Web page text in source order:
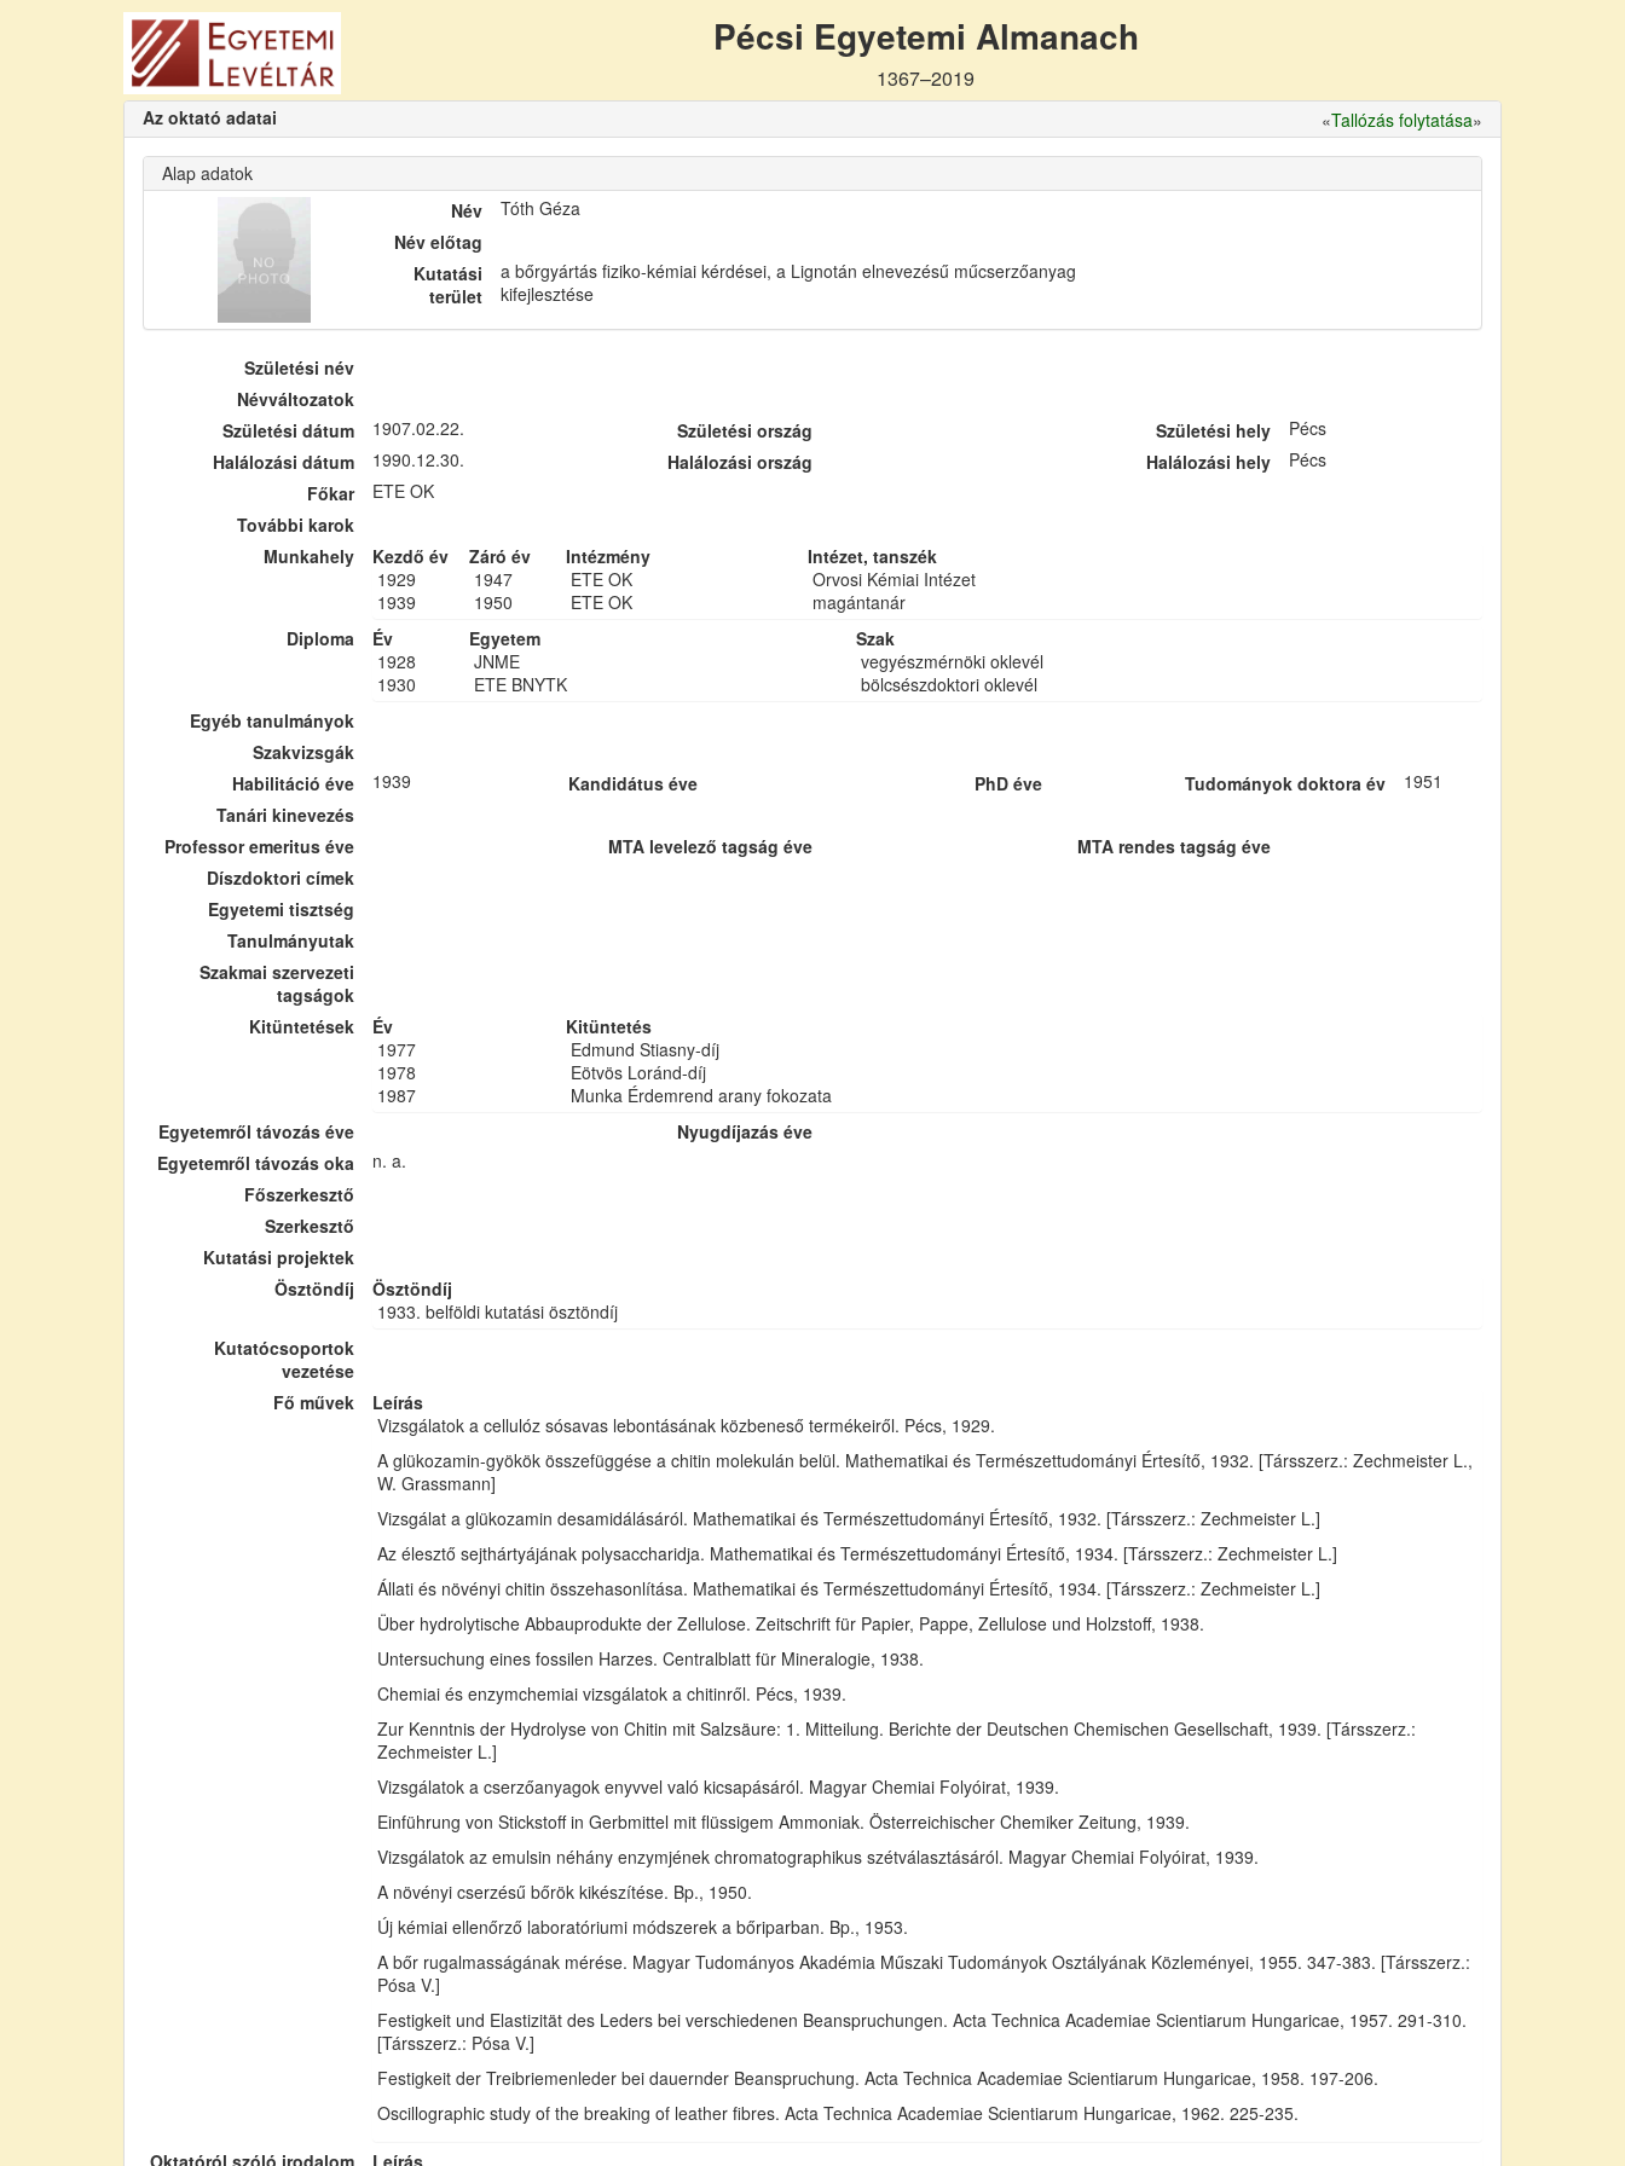
Pécsi Egyetemi Almanach
1367–2019
Az oktató adatai «Tallózás folytatása»
Alap adatok
Név
Tóth Géza
Név előtag
Kutatási
terület
a bőrgyártás fiziko-kémiai kérdései, a Lignotán elnevezésű műcserzőanyag
kifejlesztése
Születési név
Névváltozatok
Születési dátum
1907.02.22. Születési ország Születési hely
Pécs
Halálozási dátum
1990.12.30. Halálozási ország Halálozási hely
Pécs
Főkar
ETE OK
További karok
Munkahely
Kezdő év Záró év Intézmény
Intézet, tanszék
1929
1947 ETE OK
Orvosi Kémiai Intézet
1939
1950 ETE OK
magántanár
Diploma
Év Egyetem
Szak
1928
JNME
vegyészmérnöki oklevél
1930
ETE BNYTK
bölcsészdoktori oklevél
Egyéb tanulmányok
Szakvizsgák
Habilitáció éve
1939 Kandidátus éve PhD éve Tudományok doktora év
1951
Tanári kinevezés
Professor emeritus éve
MTA levelező tagság éve
MTA rendes tagság éve
Díszdoktori címek
Egyetemi tisztség
Tanulmányutak
Szakmai szervezeti
tagságok
Kitüntetések
Év
Kitüntetés
1977
Edmund Stiasny-díj
1978
Eötvös Loránd-díj
1987
Munka Érdemrend arany fokozata
Egyetemről távozás éve
Nyugdíjazás éve
Egyetemről távozás oka
n. a.
Főszerkesztő
Szerkesztő
Kutatási projektek
Ösztöndíj
Ösztöndíj
1933. belföldi kutatási ösztöndíj
Kutatócsoportok
vezetése
Fő művek
Leírás
Vizsgálatok a cellulóz sósavas lebontásának közbeneső termékeiről. Pécs, 1929.
A glükozamin-gyökök összefüggése a chitin molekulán belül. Mathematikai és Természettudományi Értesítő, 1932. [Társszerz.: Zechmeister L.,
W. Grassmann]
Vizsgálat a glükozamin desamidálásáról. Mathematikai és Természettudományi Értesítő, 1932. [Társszerz.: Zechmeister L.]
Az élesztő sejthártyájának polysaccharidja. Mathematikai és Természettudományi Értesítő, 1934. [Társszerz.: Zechmeister L.]
Állati és növényi chitin összehasonlítása. Mathematikai és Természettudományi Értesítő, 1934. [Társszerz.: Zechmeister L.]
Über hydrolytische Abbauprodukte der Zellulose. Zeitschrift für Papier, Pappe, Zellulose und Holzstoff, 1938.
Untersuchung eines fossilen Harzes. Centralblatt für Mineralogie, 1938.
Chemiai és enzymchemiai vizsgálatok a chitinről. Pécs, 1939.
Zur Kenntnis der Hydrolyse von Chitin mit Salzsäure: 1. Mitteilung. Berichte der Deutschen Chemischen Gesellschaft, 1939. [Társszerz.:
Zechmeister L.]
Vizsgálatok a cserzőanyagok enyvvel való kicsapásáról. Magyar Chemiai Folyóirat, 1939.
Einführung von Stickstoff in Gerbmittel mit flüssigem Ammoniak. Österreichischer Chemiker Zeitung, 1939.
Vizsgálatok az emulsin néhány enzymjének chromatographikus szétválasztásáról. Magyar Chemiai Folyóirat, 1939.
A növényi cserzésű bőrök kikészítése. Bp., 1950.
Új kémiai ellenőrző laboratóriumi módszerek a bőriparban. Bp., 1953.
A bőr rugalmasságának mérése. Magyar Tudományos Akadémia Műszaki Tudományok Osztályának Közleményei, 1955. 347-383. [Társszerz.:
Pósa V.]
Festigkeit und Elastizität des Leders bei verschiedenen Beanspruchungen. Acta Technica Academiae Scientiarum Hungaricae, 1957. 291-310.
[Társszerz.: Pósa V.]
Festigkeit der Treibriemenleder bei dauernder Beanspruchung. Acta Technica Academiae Scientiarum Hungaricae, 1958. 197-206.
Oscillographic study of the breaking of leather fibres. Acta Technica Academiae Scientiarum Hungaricae, 1962. 225-235.